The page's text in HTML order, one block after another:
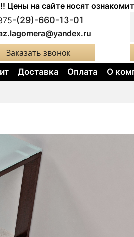
сайте носят
-(29)-660-13-01
Заказать звонок
Доставка Оплата О